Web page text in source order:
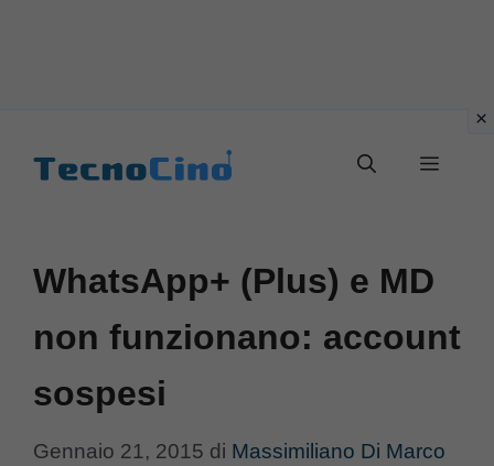
Menu
WhatsApp+ (Plus) e MD
non funzionano: account
sospesi
Gennaio 21, 2015 di Massimiliano Di Marco